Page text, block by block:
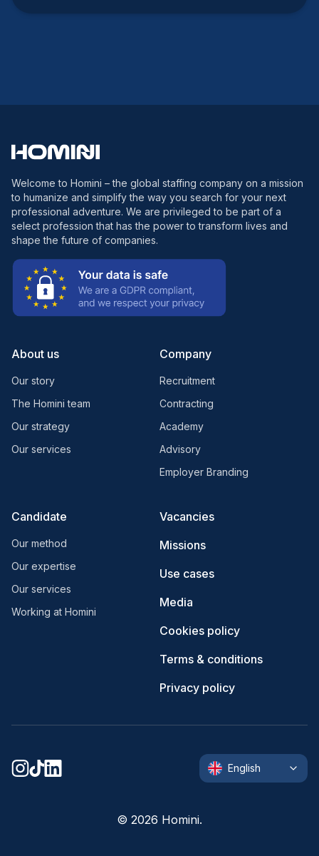
Welcome to Homini – the global staffing company on a mission
to humanize and simplify the way you search for your next
professional adventure. We are privileged to be part of a
select profession that has the power to transform lives and
shape the future of companies.
About us
Our story
The Homini team
Our strategy
Our services
Company
Recruitment
Contracting
Academy
Advisory
Employer Branding
Candidate
Our method
Our expertise
Our services
Working at Homini
Vacancies
Missions
Use cases
Media
Cookies policy
Terms & conditions
Privacy policy
© 2026 Homini.
English